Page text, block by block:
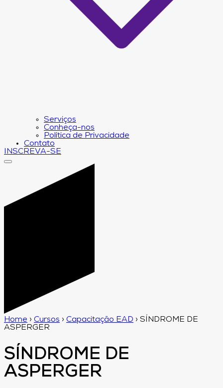
Serviços
Conheça-nos
Política de Privacidade
Contato
INSCREVA-SE
Home › Cursos › Capacitação EAD › SÍNDROME DE
ASPERGER
SÍNDROME DE
ASPERGER